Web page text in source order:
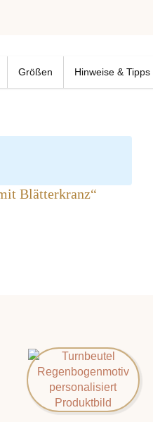
Größen Hinweise &
Blätterkranz“